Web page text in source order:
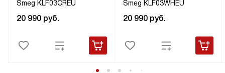
Smeg KLF03CREU
20 990 руб.
Smeg KLF03WHEU
20 990 руб.